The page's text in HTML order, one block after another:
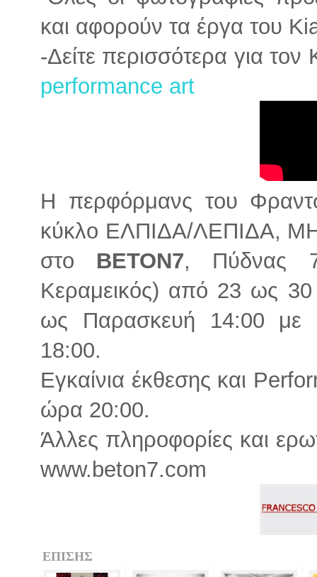
και αφορούν τα έργα του
-Δείτε περισσότερα για
performance art
Η περφόρμανς του
κύκλο ΕΛΠΙΔΑ/ΛΕΠΙΔΑ,
στο BETON7, Πύδνας
Κεραμεικός) από 23 ως 30
ως Παρασκευή 14:00 με
18:00.
Εγκαίνια έκθεσης και
ώρα 20:00.
Άλλες πληροφορίες και
www.beton7.com
ΕΠΙΣΗΣ